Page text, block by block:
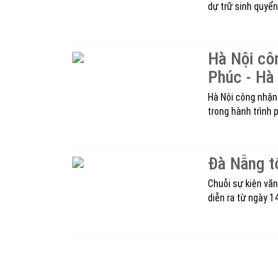
dự trữ sinh quyển
Hà Nội
Phúc -
Hà Nội công
trong hành trình
Đà Nẵng
Chuỗi sự kiện
diễn ra từ ngày